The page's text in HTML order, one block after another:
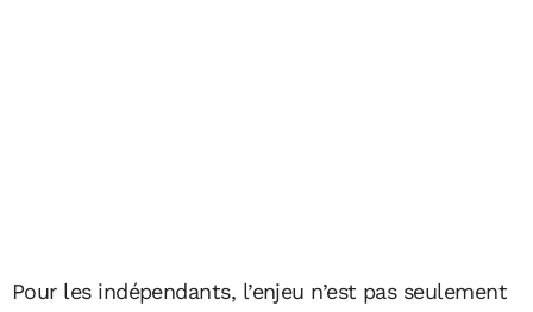
Pour les indépendants, l’enjeu n’est pas seulement